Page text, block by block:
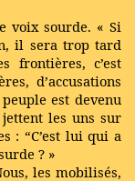
voix sourde. « Si
il sera trop tard
frontières, c’est
d’accusations
est devenu
les uns sur
: “C’est lui qui a
? »
les mobilisés,